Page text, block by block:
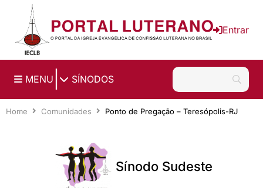
Ir para o conteúdo principal
Entrar
MENU SÍNODOS
Home Comunidades Ponto de Pregação – Teresópolis-RJ
Sínodo Sudeste